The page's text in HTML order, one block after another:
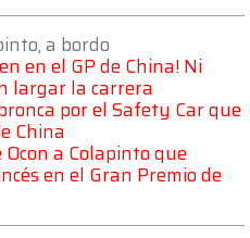
a bordo
en el GP de China! Ni
largar la carrera
por el Safety Car que
China
Ocon a Colapinto que
en el Gran Premio de